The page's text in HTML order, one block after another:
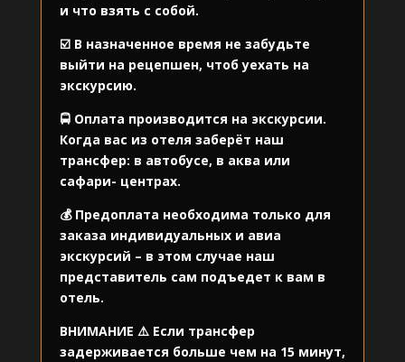
и что взять с собой.
☑️ В назначенное время не забудьте
выйти на рецепшен, чтоб уехать на
экскурсию.
🚍 Оплата производится на экскурсии.
Когда вас из отеля заберёт наш
трансфер: в автобусе, в аква или
сафари- центрах.
💰 Предоплата необходима только для
заказа индивидуальных и авиа
экскурсий – в этом случае наш
представитель сам подъедет к вам в
отель.
ВНИМАНИЕ ⚠️ Если трансфер
задерживается больше чем на 15 минут,